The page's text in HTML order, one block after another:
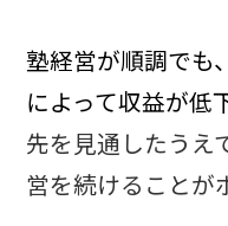
塾経営が順調でも
によって収益が低
先を見通したうえ
営を続けることが